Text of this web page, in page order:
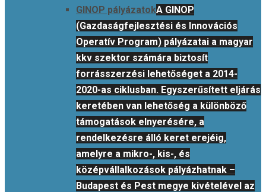
GINOP pályázatokA GINOP
(Gazdaságfejlesztési és Innovációs
Operatív Program) pályázatai a magyar
kkv szektor számára biztosít
forrásszerzési lehetőséget a 2014-
2020-as ciklusban. Egyszerűsített eljárás
keretében van lehetőség a különböző
támogatások elnyerésére, a
rendelkezésre álló keret erejéig,
amelyre a mikro-, kis-, és
középvállalkozások pályázhatnak –
Budapest és Pest megye kivételével az